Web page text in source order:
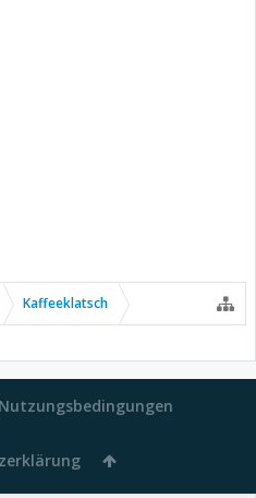
Kaffeeklatsch
Nutzungsbedingungen